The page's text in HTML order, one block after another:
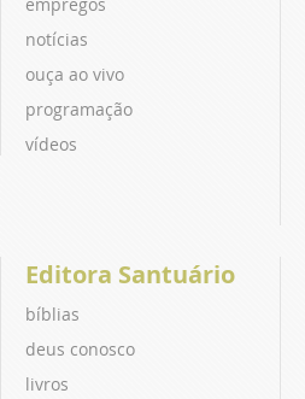
notícias
ouça ao vivo
programação
vídeos
Editora Santuário
bíblias
deus conosco
livros